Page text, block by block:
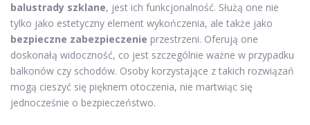
balustrady szklane, jest ich funkcjonalność. Służą one nie
tylko jako estetyczny element wykończenia, ale także jako
bezpieczne zabezpieczenie przestrzeni. Oferują one
doskonałą widoczność, co jest szczególnie ważne w przypadku
balkonów czy schodów. Osoby korzystające z takich rozwiązań
mogą cieszyć się pięknem otoczenia, nie martwiąc się
jednocześnie o bezpieczeństwo.